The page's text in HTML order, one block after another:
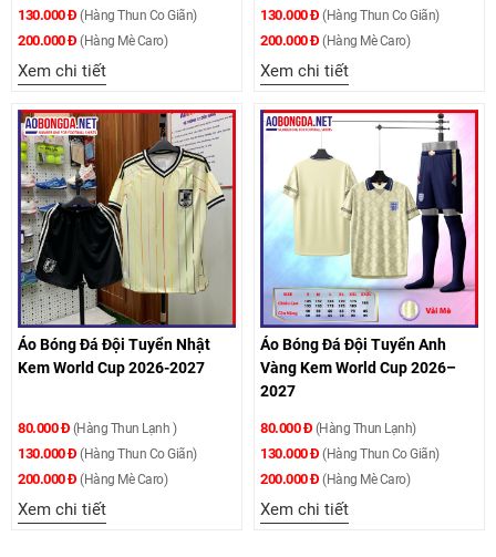
130.000 Đ (Hàng Thun Co Giãn)
200.000 Đ (Hàng Mè Caro)
Xem chi tiết
130.000 Đ (Hàng Thun Co Giãn)
200.000 Đ (Hàng Mè Caro)
Xem chi tiết
Áo Bóng Đá Đội Tuyển Nhật
Kem World Cup 2026-2027
80.000 Đ (Hàng Thun Lạnh )
130.000 Đ (Hàng Thun Co Giãn)
200.000 Đ (Hàng Mè Caro)
Xem chi tiết
Áo Bóng Đá Đội Tuyển Anh
Vàng Kem World Cup 2026–
2027
80.000 Đ (Hàng Thun Lạnh)
130.000 Đ (Hàng Thun Co Giãn)
200.000 Đ (Hàng Mè Caro)
Xem chi tiết